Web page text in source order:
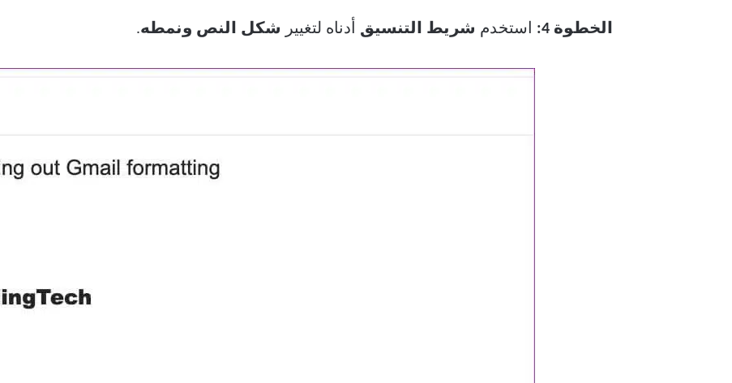
الخطوة 4: استخدم شريط التنسيق أدناه لتغيير شكل النص ونمطه.